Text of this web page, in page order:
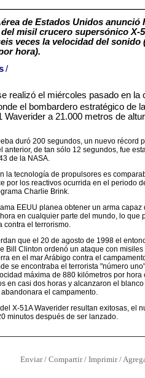
de Estados Unidos anunció
misil crucero supersónico X-
veces la velocidad del sonido
hora).
/
realizó el miércoles pasado en la
el bombardero estratégico de
Waverider a 21.000 metros de
duró 200 segundos, un nuevo récord
anterior, de tan sólo 12 segundos, fue
de la NASA.
la tecnología de propulsores es
por los reactivos ocurrida en el periodo
Charlie Brink.
EEUU planea obtener un arma capaz
en cualquier parte del mundo, lo que
contra el terrorismo.
que el 20 de agosto de 1998 el
Bill Clinton ordenó un ataque con misiles
en el mar Arábigo contra el
se encontraba el terrorista "número
máxima de 880 kilómetros por
en casi dos horas y alcanzaron el
el campamento.
X-51A Waverider resultan exitosas, el
minutos después de ser lanzado.
Enviar / Compartir / Imprimir /